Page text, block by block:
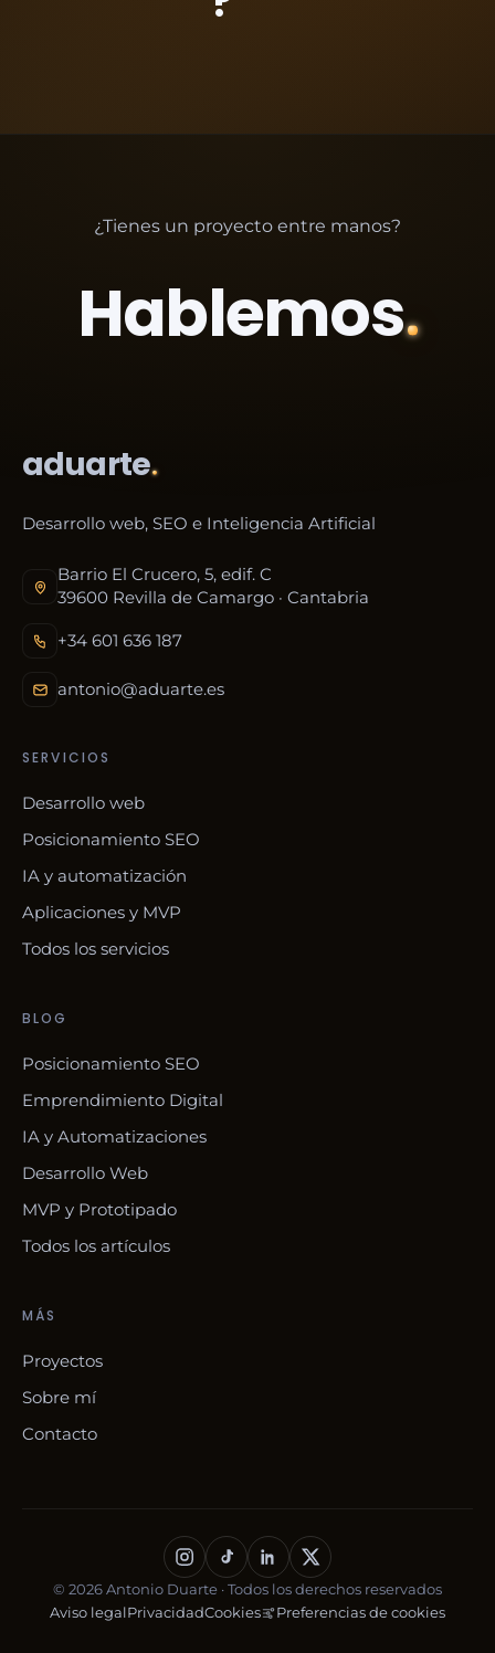
¿Tienes un proyecto entre manos?
Hablemos
aduarte
Desarrollo web, SEO e Inteligencia Artificial
Barrio El Crucero, 5, edif. C
39600 Revilla de Camargo · Cantabria
+34 601 636 187
antonio@aduarte.es
SERVICIOS
Desarrollo web
Posicionamiento SEO
IA y automatización
Aplicaciones y MVP
Todos los servicios
BLOG
Posicionamiento SEO
Emprendimiento Digital
IA y Automatizaciones
Desarrollo Web
MVP y Prototipado
Todos los artículos
MÁS
Proyectos
Sobre mí
Contacto
© 2026 Antonio Duarte · Todos los derechos reservados
Aviso legalPrivacidadCookies Preferencias de cookies